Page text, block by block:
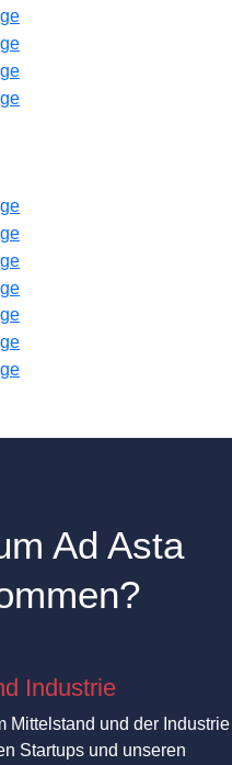
Ad Asta
Industrie
Mittelstand und der Industrie
Startups und unseren